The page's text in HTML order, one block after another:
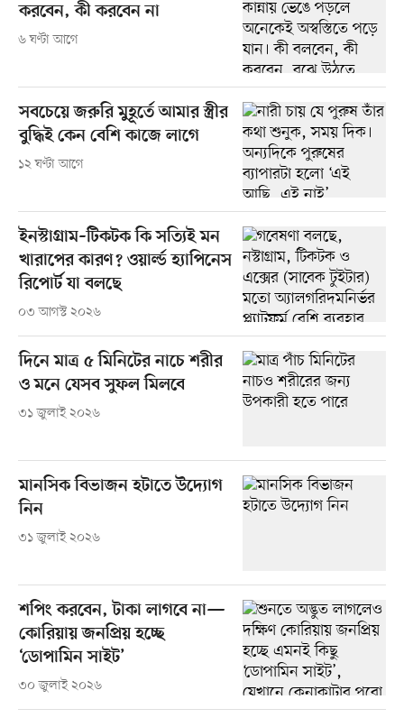
করবেন, কী করবেন না
৬ ঘণ্টা আগে
সবচেয়ে জরুরি মুহূর্তে আমার স্ত্রীর
বুদ্ধিই কেন বেশি কাজে লাগে
১২ ঘণ্টা আগে
ইনস্টাগ্রাম–টিকটক কি সত্যিই মন
খারাপের কারণ? ওয়ার্ল্ড হ্যাপিনেস
রিপোর্ট যা বলছে
০৩ আগস্ট ২০২৬
দিনে মাত্র ৫ মিনিটের নাচে শরীর
ও মনে যেসব সুফল মিলবে
৩১ জুলাই ২০২৬
মানসিক বিভাজন হটাতে উদ্যোগ
নিন
৩১ জুলাই ২০২৬
শপিং করবেন, টাকা লাগবে না—
কোরিয়ায় জনপ্রিয় হচ্ছে
‘ডোপামিন সাইট’
৩০ জুলাই ২০২৬